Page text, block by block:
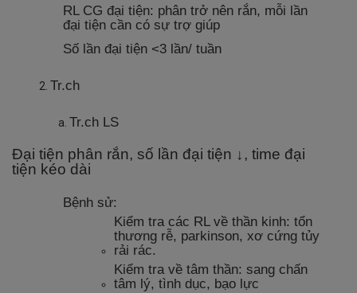
RL CG đại tiện: phân trở nên rắn, mỗi lần
đại tiện cần có sự trợ giúp
Số lần đại tiện <3 lần/ tuần
Tr.ch
Tr.ch LS
Đại tiện phân rắn, số lần đại tiện ↓, time đại
tiện kéo dài
Bệnh sử:
Kiểm tra các RL về thần kinh: tổn
thương rễ, parkinson, xơ cứng tủy
rải rác.
Kiểm tra về tâm thần: sang chấn
tâm lý, tình dục, bạo lực